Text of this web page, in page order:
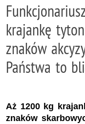
krajankę
znaków
Państwa to
Aż 1200 kg
znaków